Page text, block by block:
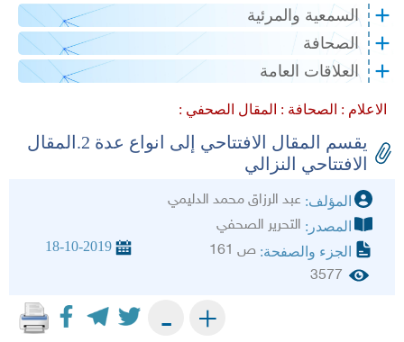
السمعية والمرئية
الصحافة
العلاقات العامة
الاعلام : الصحافة : المقال الصحفي :
يقسم المقال الافتتاحي إلى انواع عدة 2.المقال
الافتتاحي النزالي
المؤلف: عبد الرزاق محمد الدليمي
المصدر: التحرير الصحفي
الجزء والصفحة: ص 161 18-10-2019
3577
+
-